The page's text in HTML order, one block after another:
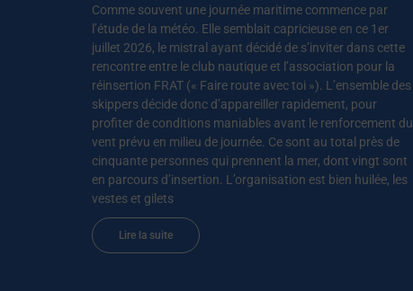
Comme souvent une journée maritime commence par
l’étude de la météo. Elle semblait capricieuse en ce 1er
juillet 2026, le mistral ayant décidé de s’inviter dans cette
rencontre entre le club nautique et l’association pour la
réinsertion FRAT (« Faire route avec toi »). L’ensemble des
skippers décide donc d’appareiller rapidement, pour
profiter de conditions maniables avant le renforcement du
vent prévu en milieu de journée. Ce sont au total près de
cinquante personnes qui prennent la mer, dont vingt sont
en parcours d’insertion. L’organisation est bien huilée, les
vestes et gilets
Lire la suite